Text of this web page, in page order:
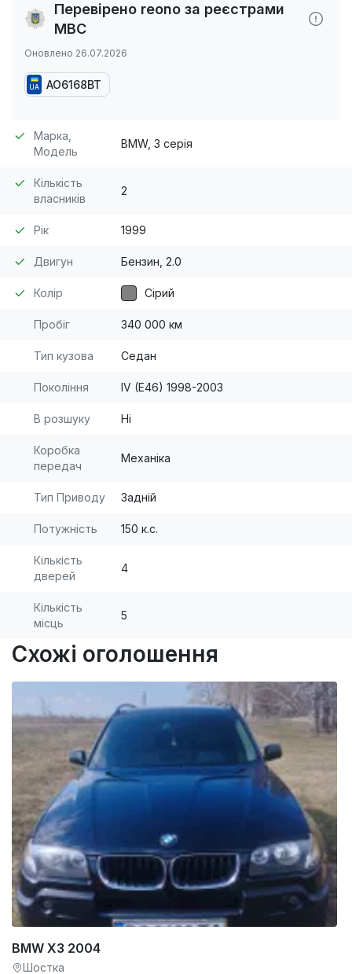
Перевірено reono за реєстрами
МВС
Оновлено 26.07.2026
UA AO6168BT
Марка,
Модель
BMW, 3 серія
Кількість
власників
2
Рік 1999
Двигун Бензин, 2.0
Колір Сірий
Пробіг 340 000 км
Тип кузова Седан
Покоління IV (E46) 1998-2003
В розшуку Ні
Коробка
передач
Механіка
Тип Приводу Задній
Потужність 150 к.с.
Кількість
дверей
4
Кількість
місць
5
Схожі оголошення
BMW X3 2004
Шостка